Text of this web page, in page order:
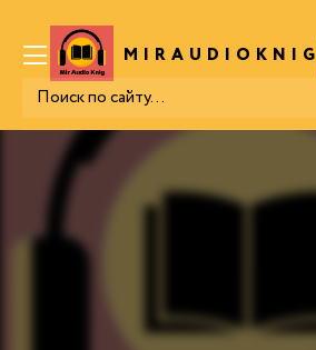
MIRAUDIOKNIG